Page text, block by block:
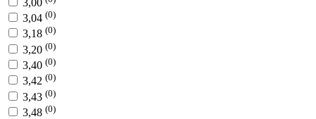
3,04 (0)
3,18 (0)
3,20 (0)
3,40 (0)
3,42 (0)
3,43 (0)
3,48 (0)